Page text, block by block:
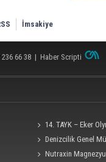
İmsakiye
66 38 | Haber Scripti
14. TAYK – Eker
Denizcilik Genel
Ro-Ro Gemisi Dron
Nutraxin